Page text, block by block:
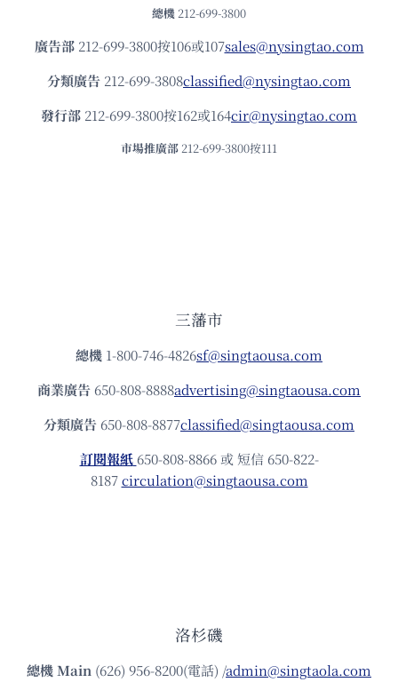
總機 212-699-3800
廣告部212-699-3800按106或107sales@nysingtao.com
分類廣告 212-699-3808classified@nysingtao.com
發⾏部 212-699-3800按162或164cir@nysingtao.com
市場推廣部 212-699-3800按111
三藩市
總機 1-800-746-4826sf@singtaousa.com
商業廣告 650-808-8888advertising@singtaousa.com
分類廣告 650-808-8877classified@singtaousa.com
訂閱報紙 650-808-8866 或 短信 650-822-
8187circulation@singtaousa.com
洛杉磯
總機Main (626) 956-8200(電話) /admin@singtaola.com